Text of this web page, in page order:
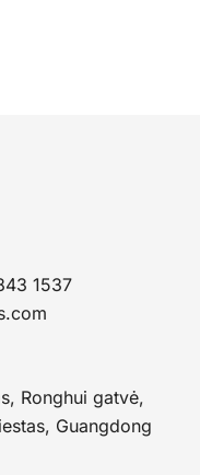
1537
Ronghui gatvė,
Guangdong